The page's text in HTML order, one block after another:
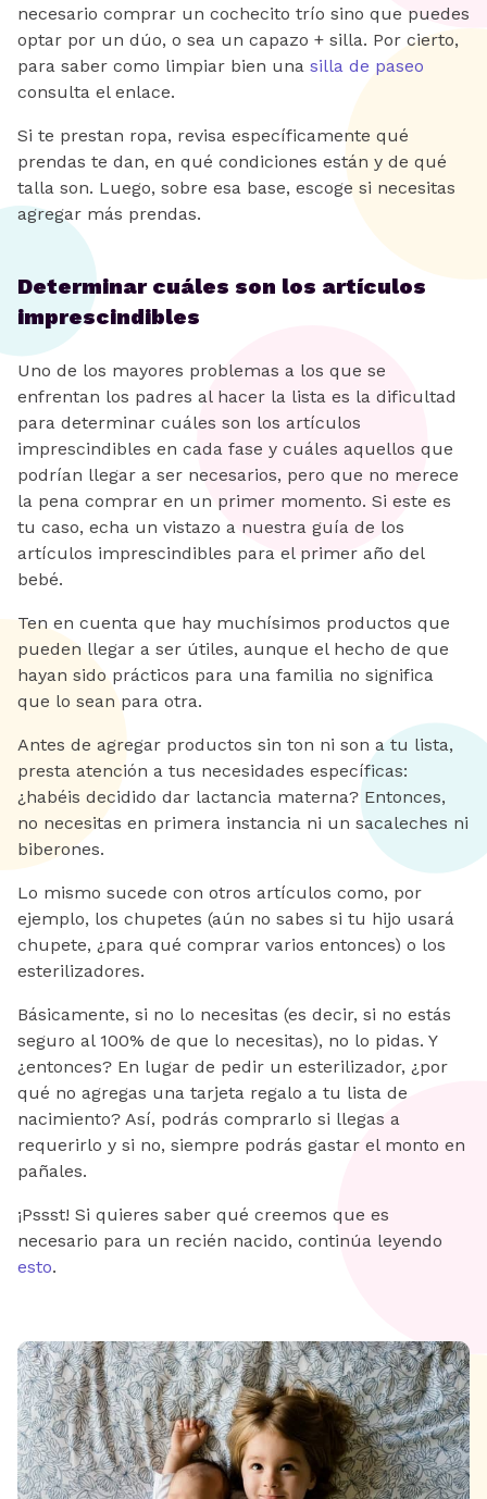
necesario comprar un cochecito trío sino que puedes
optar por un dúo, o sea un capazo + silla. Por cierto,
para saber como limpiar bien una silla de paseo
consulta el enlace.
Si te prestan ropa, revisa específicamente qué
prendas te dan, en qué condiciones están y de qué
talla son. Luego, sobre esa base, escoge si necesitas
agregar más prendas.
Determinar cuáles son los artículos
imprescindibles
Uno de los mayores problemas a los que se
enfrentan los padres al hacer la lista es la dificultad
para determinar cuáles son los artículos
imprescindibles en cada fase y cuáles aquellos que
podrían llegar a ser necesarios, pero que no merece
la pena comprar en un primer momento. Si este es
tu caso, echa un vistazo a nuestra guía de los
artículos imprescindibles para el primer año del
bebé.
Ten en cuenta que hay muchísimos productos que
pueden llegar a ser útiles, aunque el hecho de que
hayan sido prácticos para una familia no significa
que lo sean para otra.
Antes de agregar productos sin ton ni son a tu lista,
presta atención a tus necesidades específicas:
¿habéis decidido dar lactancia materna? Entonces,
no necesitas en primera instancia ni un sacaleches ni
biberones.
Lo mismo sucede con otros artículos como, por
ejemplo, los chupetes (aún no sabes si tu hijo usará
chupete, ¿para qué comprar varios entonces) o los
esterilizadores.
Básicamente, si no lo necesitas (es decir, si no estás
seguro al 100% de que lo necesitas), no lo pidas. Y
¿entonces? En lugar de pedir un esterilizador, ¿por
qué no agregas una tarjeta regalo a tu lista de
nacimiento? Así, podrás comprarlo si llegas a
requerirlo y si no, siempre podrás gastar el monto en
pañales.
¡Pssst! Si quieres saber qué creemos que es
necesario para un recién nacido, continúa leyendo
esto.